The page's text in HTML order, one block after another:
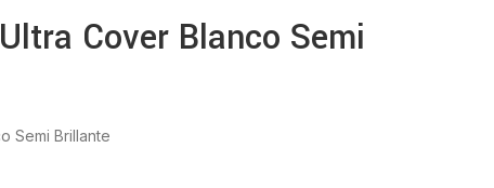
Cover Blanco Semi
Semi Brillante